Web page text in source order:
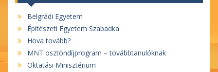
Belgrádi Egyetem
Építészeti Egyetem Szabadka
Hova tovább?
MNT ösztöndíjprogram – továbbtanulóknak
Oktatási Minisztérium